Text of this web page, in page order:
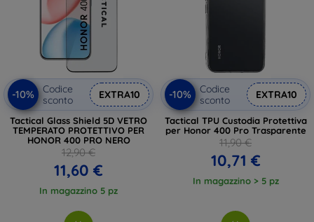
-10%
Codice
sconto
EXTRA10
Tactical Glass Shield 5D VETRO
TEMPERATO PROTETTIVO PER
HONOR 400 PRO NERO
12,90 €
11,60 €
In magazzino 5 pz
-10%
Codice
sconto
EXTRA10
Tactical TPU Custodia Protettiva
per Honor 400 Pro Trasparente
11,90 €
10,71 €
In magazzino > 5 pz